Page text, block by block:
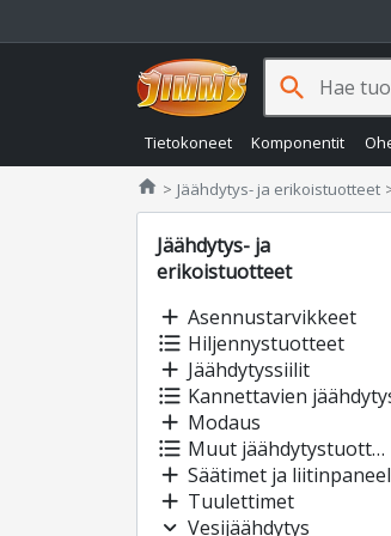
Tietokoneet Komponentit
search
home Jimms.fi
Jäähdytys- ja erikoistuotteet
Jäähdytys- ja
erikoistuotteet
add Asennustarvikkeet
format_list_bulleted Hiljennystuotteet
add Jäähdytyssiilit
format_list_bulleted Kannettavien
add Modaus
format_list_bulleted Muut jäähdytystuotteet
add Säätimet ja
add Tuulettimet
expand_more Vesijäähdytys